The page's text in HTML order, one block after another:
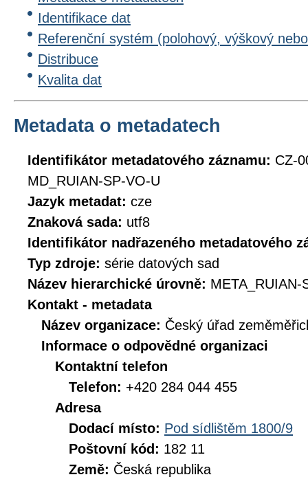
Identifikace dat
Referenční systém (polohový, výškový
Distribuce
Kvalita dat
Metadata o metadatech
Identifikátor metadatového záznamu: CZ-
MD_RUIAN-SP-VO-U
Jazyk metadat: cze
Znaková sada: utf8
Identifikátor nadřazeného metadatového
Typ zdroje: série datových sad
Název hierarchické úrovně: META_RUIAN-
Kontakt - metadata
Název organizace: Český úřad
Informace o odpovědné organizaci
Kontaktní telefon
Telefon: +420 284 044 455
Adresa
Dodací místo: Pod sídlištěm 1800/9
Poštovní kód: 182 11
Země: Česká republika